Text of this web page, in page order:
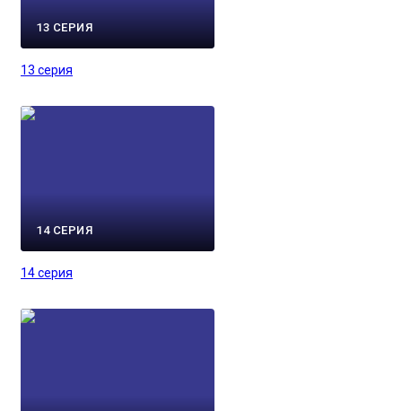
13 СЕРИЯ
13 серия
14 СЕРИЯ
14 серия